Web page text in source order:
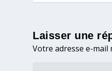
Laisser une
Votre adresse e-mail